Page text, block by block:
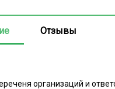
Отзывы
организаций и